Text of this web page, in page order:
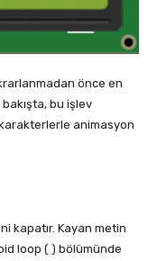
önce en
bu işlev
animasyon
kapatır. Kayan metin
loop ( ) bölümünde